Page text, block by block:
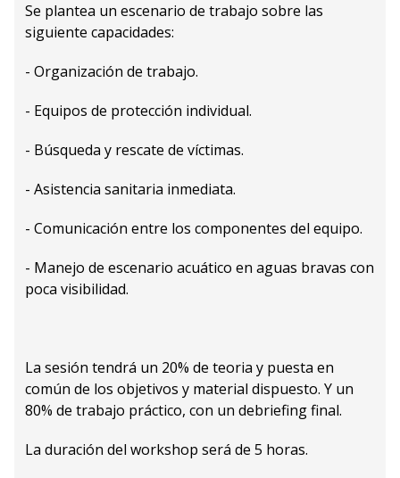
Se plantea un escenario de trabajo sobre las
siguiente capacidades:
- Organización de trabajo.
- Equipos de protección individual.
- Búsqueda y rescate de víctimas.
- Asistencia sanitaria inmediata.
- Comunicación entre los componentes del equipo.
- Manejo de escenario acuático en aguas bravas con
poca visibilidad.
La sesión tendrá un 20% de teoria y puesta en
común de los objetivos y material dispuesto. Y un
80% de trabajo práctico, con un debriefing final.
La duración del workshop será de 5 horas.